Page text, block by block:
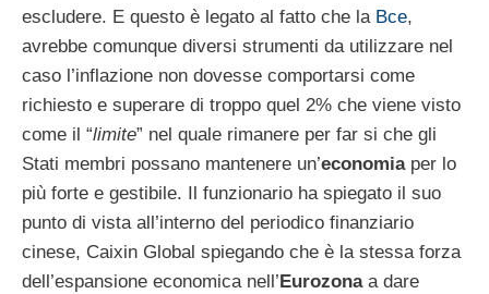
escludere. E questo è legato al fatto che la Bce,
avrebbe comunque diversi strumenti da utilizzare nel
caso l’inflazione non dovesse comportarsi come
richiesto e superare di troppo quel 2% che viene visto
come il “limite” nel quale rimanere per far si che gli
Stati membri possano mantenere un’economiaper lo
più forte e gestibile. Il funzionario ha spiegato il suo
punto di vista all’interno del periodico finanziario
cinese, Caixin Global spiegando che è la stessa forza
dell’espansione economica nell’ Eurozona a dare